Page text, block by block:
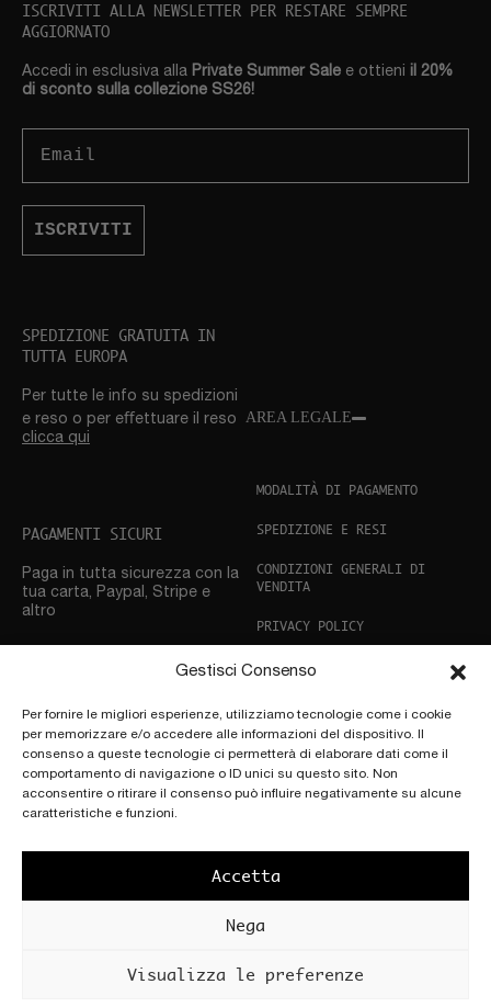
Gestisci Consenso
Per fornire le migliori esperienze, utilizziamo tecnologie come i cookie
per memorizzare e/o accedere alle informazioni del dispositivo. Il
consenso a queste tecnologie ci permetterà di elaborare dati come il
comportamento di navigazione o ID unici su questo sito. Non
acconsentire o ritirare il consenso può influire negativamente su alcune
caratteristiche e funzioni.
Accetta
Nega
Visualizza le preferenze
ISCRIVITI ALLA NEWSLETTER PER RESTARE SEMPRE
AGGIORNATO
Accedi in esclusiva alla Private Summer Sale e ottieni il 20%
di sconto sulla collezione SS26!
ISCRIVITI
SPEDIZIONE GRATUITA IN
TUTTA EUROPA
Per tutte le info su spedizioni
e reso o per eﬀettuare il reso
clicca qui
PAGAMENTI SICURI
Paga in tutta sicurezza con la
tua carta, Paypal, Stripe e
altro
ASSISTENZA CLIENTI
Hai bisogno di aiuto? Non
esitare acontattarci
AREA LEGALE
MODALITÀ DI PAGAMENTO
SPEDIZIONE E RESI
CONDIZIONI GENERALI DI
VENDITA
PRIVACY POLICY
COOKIE POLICY
SEGUICI SUI SOCIAL
Copyright © 2025 by
Località Cascia
All’Olmo, 117, 50066
Art + Adv